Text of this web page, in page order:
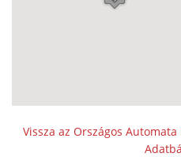
Vissza az Országos